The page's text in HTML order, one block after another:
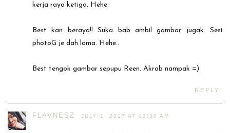
kerja raya ketiga. Hehe.
Best kan beraya!! Suka bab ambil gambar jugak. Sesi
photoG je dah lama. Hehe..
Best tengok gambar sepupu Reen. Akrab nampak =)
REPLY
FLAVNESZ JULY 1, 2017 AT 12:30 AM